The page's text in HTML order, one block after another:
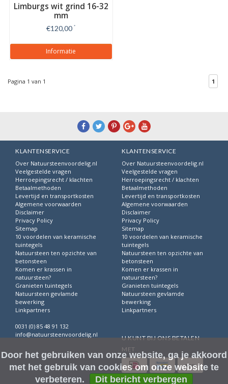
Limburgs wit grind 16-32
mm
€120,00 *
Informatie
Pagina 1 van 1 1
KLANTENSERVICE
Over Natuursteenvoordelig.nl
Veelgestelde vragen
Herroepingsrecht / klachten
Betaalmethoden
Levertijd en transportkosten
Algemene voorwaarden
Disclaimer
Privacy Policy
Sitemap
10 voordelen van keramische
tuintegels
Natuursteen ten opzichte van
betonsteen
Komen er krassen in
natuursteen?
Granieten tuintegels
Natuursteen gevlamde
bewerking
Linkpartners
0031 (0) 85 48 91 132
info@natuursteenvoordelig.nl
KLANTENSERVICE
Over Natuursteenvoordelig.nl
Veelgestelde vragen
Herroepingsrecht / klachten
Betaalmethoden
Levertijd en transportkosten
Algemene voorwaarden
Disclaimer
Privacy Policy
Sitemap
10 voordelen van keramische
tuintegels
Natuursteen ten opzichte van
betonsteen
Komen er krassen in
natuursteen?
Granieten tuintegels
Natuursteen gevlamde
bewerking
Linkpartners
U KUNT BIJ ONS BETALEN
MET
Door het gebruiken van onze website, ga je akkoord
met het gebruik van cookies om onze website te
verbeteren.
Dit bericht verbergen